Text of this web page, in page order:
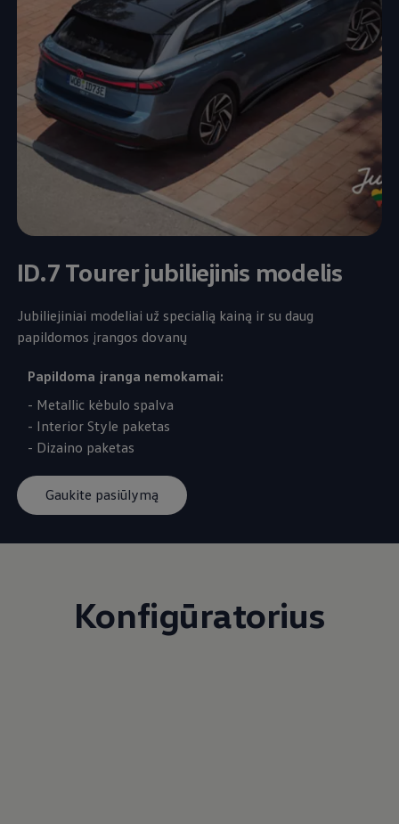
ID.7 Tourer jubiliejinis modelis
Jubiliejiniai modeliai už specialią kainą ir su daug
papildomos įrangos dovanų
Papildoma įranga nemokamai:
- Metallic kėbulo spalva
- Interior Style paketas
- Dizaino paketas
Gaukite pasiūlymą
Konfigūratorius